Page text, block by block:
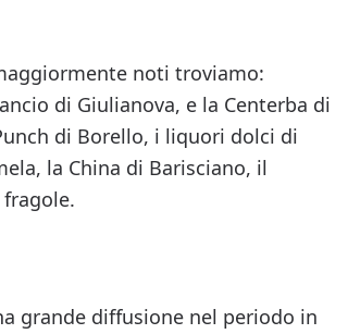
noti troviamo:
di Giulianova, e la Centerba di
di Borello, i liquori dolci di
la China di Barisciano, il
grande diffusione nel periodo in